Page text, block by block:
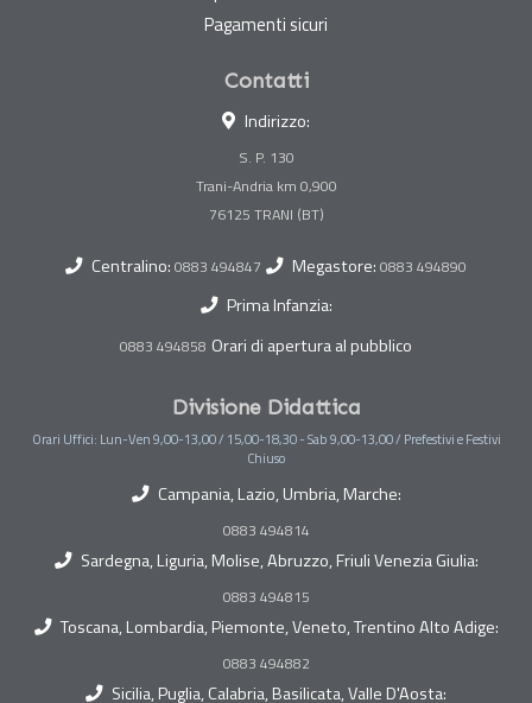
Pagamenti sicuri
Contatti
Indirizzo:
S. P. 130
Trani-Andria km 0,900
Centralino: 0883 494847 Megastore: 0883 494890
Prima Infanzia:
0883 494858 Orari di apertura al pubblico
Divisione Didattica
Orari Uffici: Lun-Ven 9,00-13,00 / 15,00-18,30 - Sab 9,00-13,00 / Prefestivi e Festivi
Chiuso
Campania, Lazio, Umbria, Marche:
0883 494814
Sardegna, Liguria, Molise, Abruzzo, Friuli Venezia Giulia:
0883 494815
Toscana, Lombardia, Piemonte, Veneto, Trentino Alto Adige:
0883 494882
Sicilia, Puglia, Calabria, Basilicata, Valle D'Aosta: